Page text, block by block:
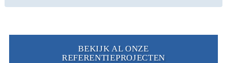
BEKIJK AL ONZE
REFERENTIEPROJECTEN